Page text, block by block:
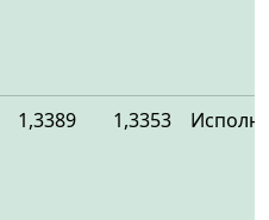
1,3389 1,3353